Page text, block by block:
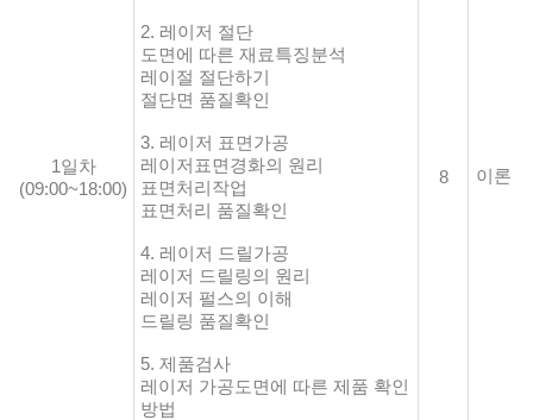
1일차
(09:00~18:00)
2. 레이저 절단
도면에 따른 재료특징분석
레이절 절단하기
절단면 품질확인
3. 레이저 표면가공
레이저표면경화의 원리
표면처리작업
표면처리 품질확인
4. 레이저 드릴가공
레이저 드릴링의 원리
레이저 펄스의 이해
드릴링 품질확인
5. 제품검사
레이저 가공도면에 따른 제품 확인
방법
8 이론